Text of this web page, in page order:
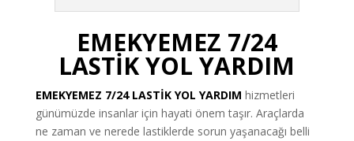
EMEKYEMEZ 7/24
LASTİK YOL YARDIM
EMEKYEMEZ 7/24 LASTİK YOL YARDIM hizmetleri
günümüzde insanlar için hayati önem taşır. Araçlarda
ne zaman ve nerede lastiklerde sorun yaşanacağı belli